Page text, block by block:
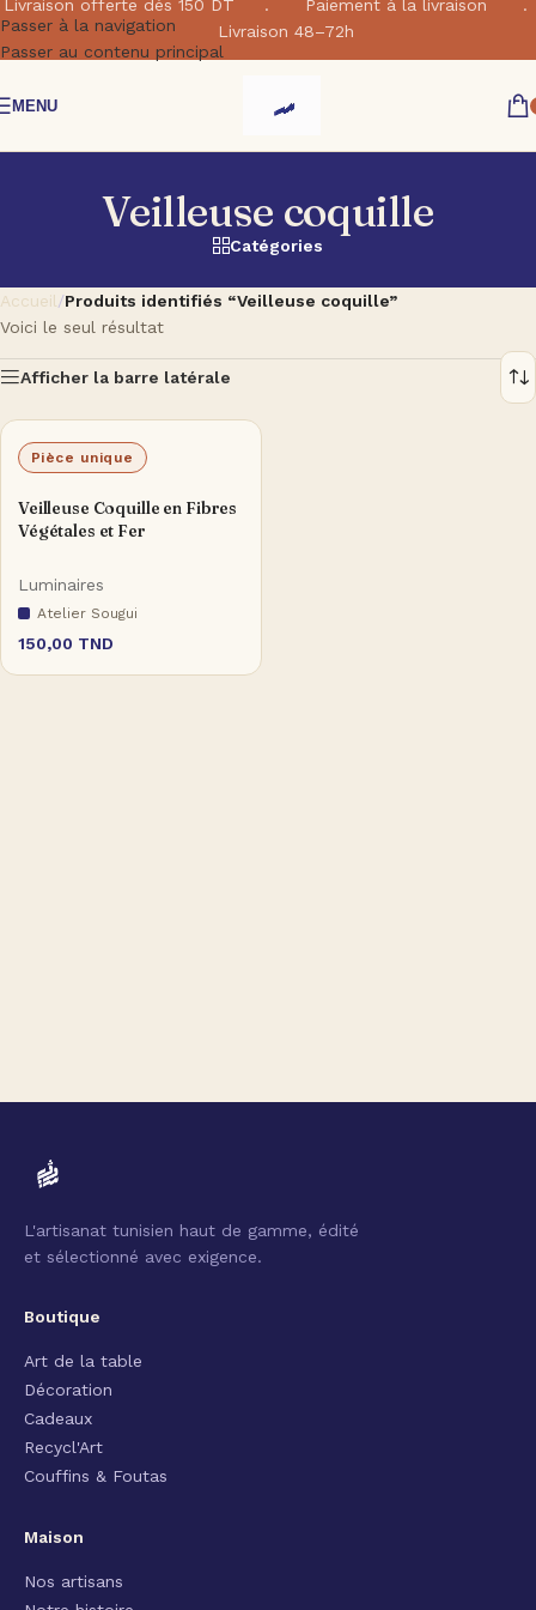
Passer à la navigation
Passer au contenu principal
Livraison offerte dés 150 DT . Paiement à la livraison .
Livraison 48–72h
MENU
Veilleuse coquille
Catégories
Accueil/Produits identifiés “Veilleuse coquille”
Voici le seul résultat
Afficher la barre latérale
Pièce unique
Veilleuse Coquille en Fibres
Végétales et Fer
Luminaires
Atelier Sougui
150,00 TND
L'artisanat tunisien haut de gamme, édité
et sélectionné avec exigence.
Boutique
Art de la table
Décoration
Cadeaux
Recycl'Art
Couffins & Foutas
Maison
Nos artisans